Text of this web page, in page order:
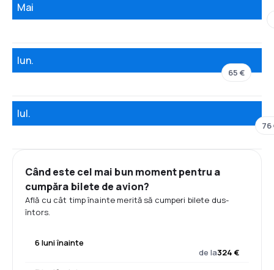
Mai
Iun.
65 €
Iul.
76
Când este cel mai bun moment pentru a
cumpăra bilete de avion?
Află cu cât timp înainte merită să cumperi bilete dus-
întors.
6 luni înainte
de la324 €